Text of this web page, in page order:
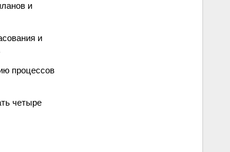
и
и
процессов
четыре